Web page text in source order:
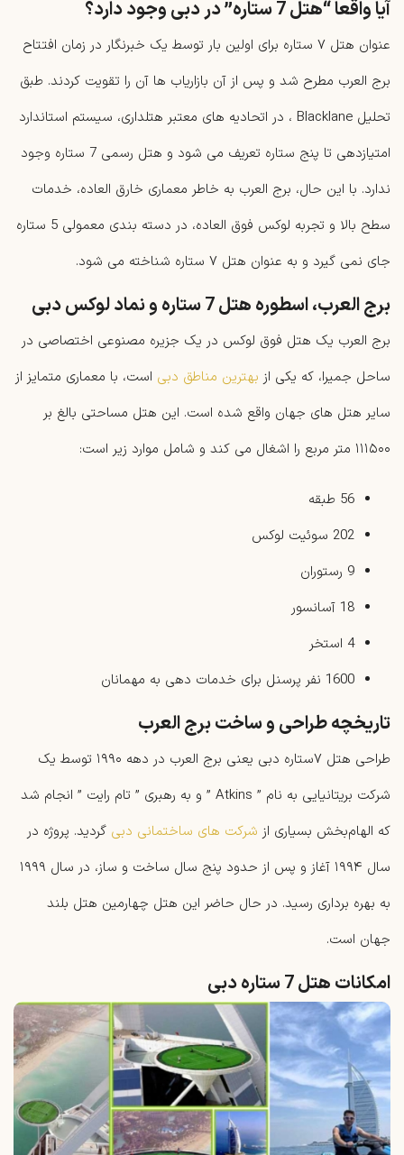
آیا واقعا “هتل 7 ستاره” در دبی وجود دارد؟
عنوان هتل ۷ ستاره برای اولین بار توسط یک خبرنگار در زمان افتتاح
برج‌ العرب مطرح شد و پس از آن بازاریاب‌ ها آن را تقویت کردند. طبق
تحلیل Blacklane ، در اتحادیه‌ های معتبر هتلداری، سیستم استاندارد
امتیازدهی تا پنج ستاره تعریف می شود و هتل رسمی 7 ستاره وجود
ندارد. با این حال، برج ‌العرب به ‌خاطر معماری خارق ‌العاده، خدمات
سطح بالا و تجربه لوکس فوق ‌العاده، در دسته بندی معمولی 5 ستاره
جای نمی گیرد و به عنوان هتل ۷ ستاره شناخته می ‌شود.
برج العرب، اسطوره هتل 7 ستاره و نماد لوکس دبی
برج ‌العرب یک هتل فوق ‌لوکس در یک جزیره مصنوعی اختصاصی در
ساحل جمیرا، که یکی از بهترین مناطق دبی است، با معماری متمایز از
سایر هتل های جهان واقع شده است. این هتل مساحتی بالغ بر
۱۱۱۵۰۰ متر مربع را اشغال می کند و شامل موارد زیر است:
56 طبقه
202 سوئیت لوکس
9 رستوران
18 آسانسور
4 استخر
1600 نفر پرسنل برای خدمات ‌دهی به مهمانان
تاریخچه طراحی و ساخت برج العرب
طراحی هتل ۷ستاره دبی یعنی برج العرب در دهه ۱۹۹۰ توسط یک
شرکت بریتانیایی به نام ” Atkins ” و به رهبری ” تام رایت ” انجام شد
که الهام‌بخش بسیاری از شرکت های ساختمانی دبی گردید. پروژه در
سال ۱۹۹۴ آغاز و پس از حدود پنج سال ساخت‌ و ساز، در سال ۱۹۹۹
به بهره‌ برداری رسید. در حال حاضر این هتل چهارمین هتل بلند
جهان است.
امکانات هتل 7 ستاره دبی